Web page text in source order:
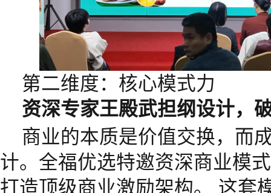
第二维度：核心模式力
资深专家王殿武担纲设计，
商业的本质是价值交换，而
计。全福优选特邀资深商业模
打造顶级商业激励架构。 这套